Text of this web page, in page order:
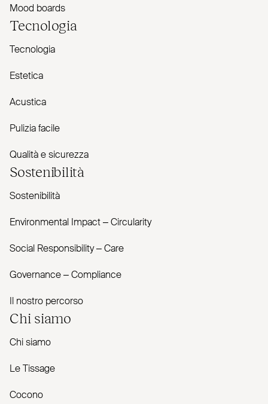
Mood boards
Tecnologia
Tecnologia
Estetica
Acustica
Pulizia facile
Qualità e sicurezza
Sostenibilità
Sostenibilità
Envi­ronmental Impact – Cir­cularity
Social Responsibility – Care
Governance – Com­pliance
Il nostro percorso
Chi siamo
Chi siamo
Le Tissage
Cocono